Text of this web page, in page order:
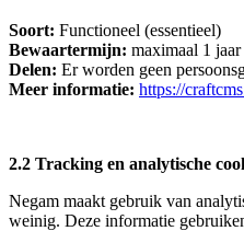
Soort: Functioneel (essentieel)
Bewaartermijn: maximaal 1 jaar
Delen: Er worden geen
Meer informatie: https://
2.2 Tracking en analytische
Negam maakt gebruik van
weinig. Deze informatie